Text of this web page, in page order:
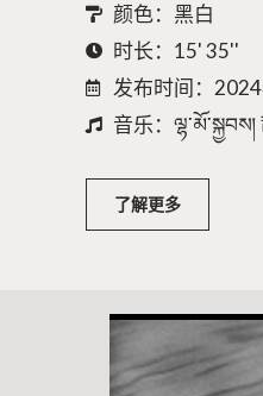
颜色：黑白
时长：15' 35''
发布时间：
音乐：ལྷ་མོ་སྐྱབས།
了解更多